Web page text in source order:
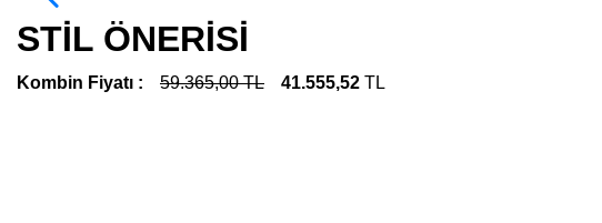
STİL ÖNERİSİ
Kombin Fiyatı : 59.365,00 TL 41.555,52 TL